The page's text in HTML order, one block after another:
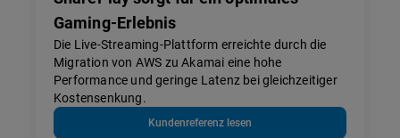
Gaming-Erlebnis
Die Live-Streaming-Plattform erreichte durch die
Migration von AWS zu Akamai eine hohe
Performance und geringe Latenz bei gleichzeitiger
Kostensenkung.
Kundenreferenz lesen